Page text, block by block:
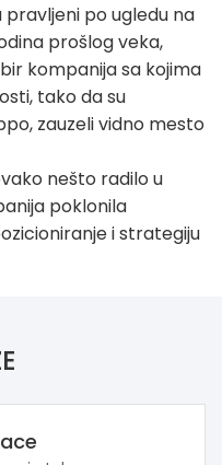
pravljeni po ugledu na
prošlog veka,
kompanija sa kojima
tako da su
zauzeli vidno mesto
nešto radilo u
poklonila
i strategiju